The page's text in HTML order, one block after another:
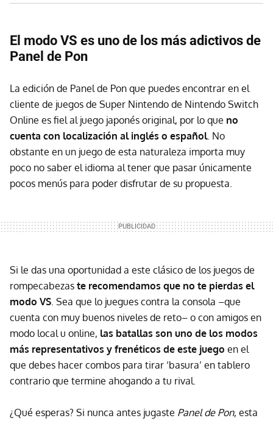
El modo VS es uno de los más adictivos de
Panel de Pon
La edición de Panel de Pon que puedes encontrar en el
cliente de juegos de Super Nintendo de Nintendo Switch
Online es fiel al juego japonés original, por lo que no
cuenta con localización al inglés o español. No
obstante en un juego de esta naturaleza importa muy
poco no saber el idioma al tener que pasar únicamente
pocos menús para poder disfrutar de su propuesta.
Si le das una oportunidad a este clásico de los juegos de
rompecabezas te recomendamos que no te pierdas el
modo VS . Sea que lo juegues contra la consola –que
cuenta con muy buenos niveles de reto– o con amigos en
modo local u online, las batallas son uno de los modos
más representativos y frenéticos de este juego en el
que debes hacer combos para tirar ‘basura’ en tablero
contrario que termine ahogando a tu rival.
¿Qué esperas? Si nunca antes jugaste Panel de Pon, esta